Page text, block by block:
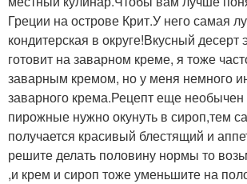
Греции на острове Крит.У него самая
кондитерская в округе!Вкусный
готовит на заварном креме, я тоже
заварным кремом, но у меня немного
заварного крема.Рецепт еще необычен
пирожные нужно окунуть в сироп,тем
получается красивый блестящий и
решите делать половину нормы то
,и крем и сироп тоже уменьшите на